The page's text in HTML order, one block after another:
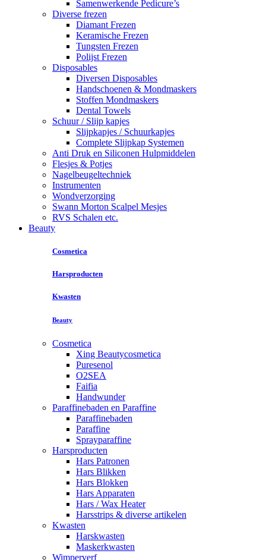
Samenwerkende Pedicure’s
Diverse frezen
Diamant Frezen
Keramische Frezen
Tungsten Frezen
Polijst Frezen
Disposables
Diversen Disposables
Handschoenen & Mondmaskers
Stoffen Mondmaskers
Dental Towels
Schuur / Slijp kapjes
Slijpkapjes / Schuurkapjes
Complete Slijpkap Systemen
Anti Druk en Siliconen Hulpmiddelen
Flesjes & Potjes
Nagelbeugeltechniek
Instrumenten
Wondverzorging
Swann Morton Scalpel Mesjes
RVS Schalen etc.
Beauty
Cosmetica
Harsproducten
Kwasten
Beauty
Cosmetica
Xing Beautycosmetica
Puresenol
O2SEA
Faifia
Handwunder
Paraffinebaden en Paraffine
Paraffinebaden
Paraffine
Sprayparaffine
Harsproducten
Hars Patronen
Hars Blikken
Hars Blokken
Hars Apparaten
Hars / Wax Heater
Harsstrips & diverse artikelen
Kwasten
Harskwasten
Maskerkwasten
Wimperverf